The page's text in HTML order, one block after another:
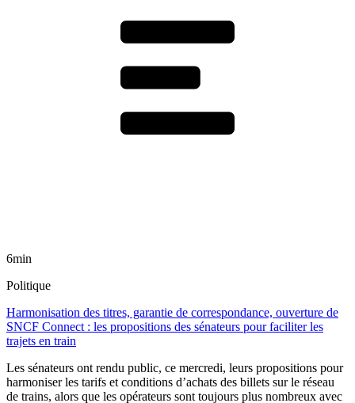
6min
Politique
Harmonisation des titres, garantie de correspondance, ouverture de
SNCF Connect : les propositions des sénateurs pour faciliter les
trajets en train
Les sénateurs ont rendu public, ce mercredi, leurs propositions pour
harmoniser les tarifs et conditions d’achats des billets sur le réseau
de trains, alors que les opérateurs sont toujours plus nombreux avec